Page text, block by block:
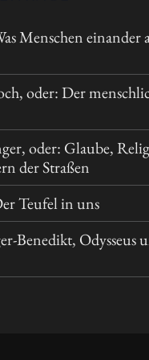
Menschen einander
oder: Der
oder: Glaube,
der Straßen
Teufel in uns
Benedikt, Odysseus